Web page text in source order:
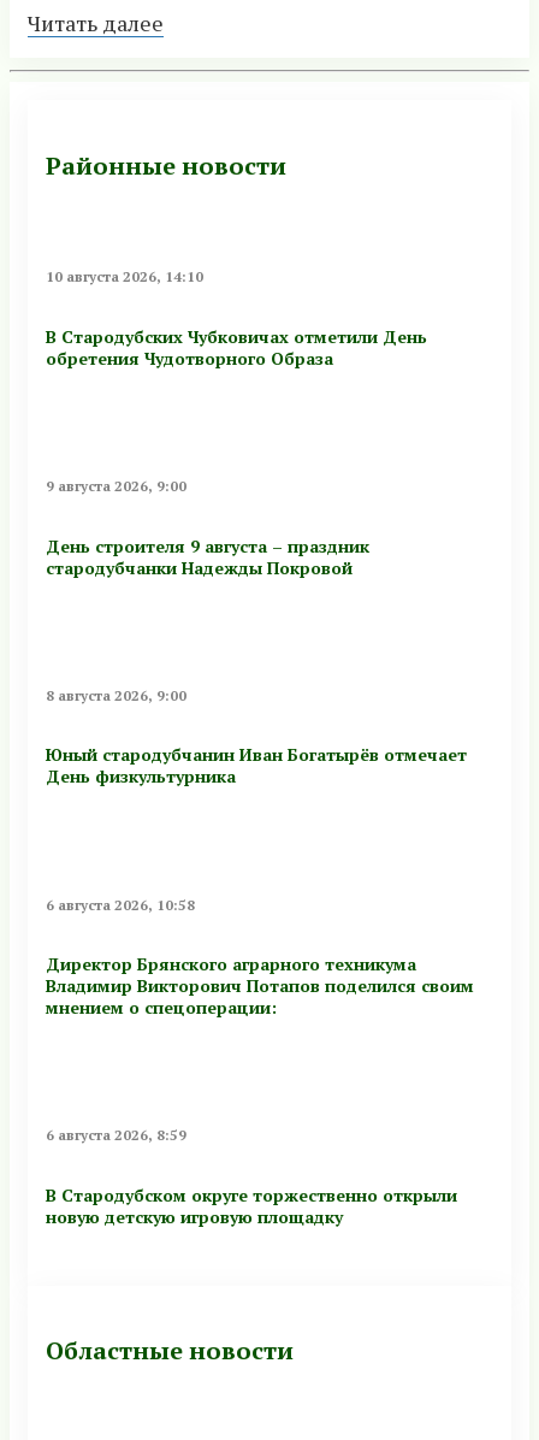
Читать далее
Районные новости
10 августа 2026, 14:10
В Стародубских Чубковичах отметили День
обретения Чудотворного Образа
9 августа 2026, 9:00
День строителя 9 августа – праздник
стародубчанки Надежды Покровой
8 августа 2026, 9:00
Юный стародубчанин Иван Богатырёв отмечает
День физкультурника
6 августа 2026, 10:58
Директор Брянского аграрного техникума
Владимир Викторович Потапов поделился своим
мнением о спецоперации:
6 августа 2026, 8:59
В Стародубском округе торжественно открыли
новую детскую игровую площадку
Областные новости